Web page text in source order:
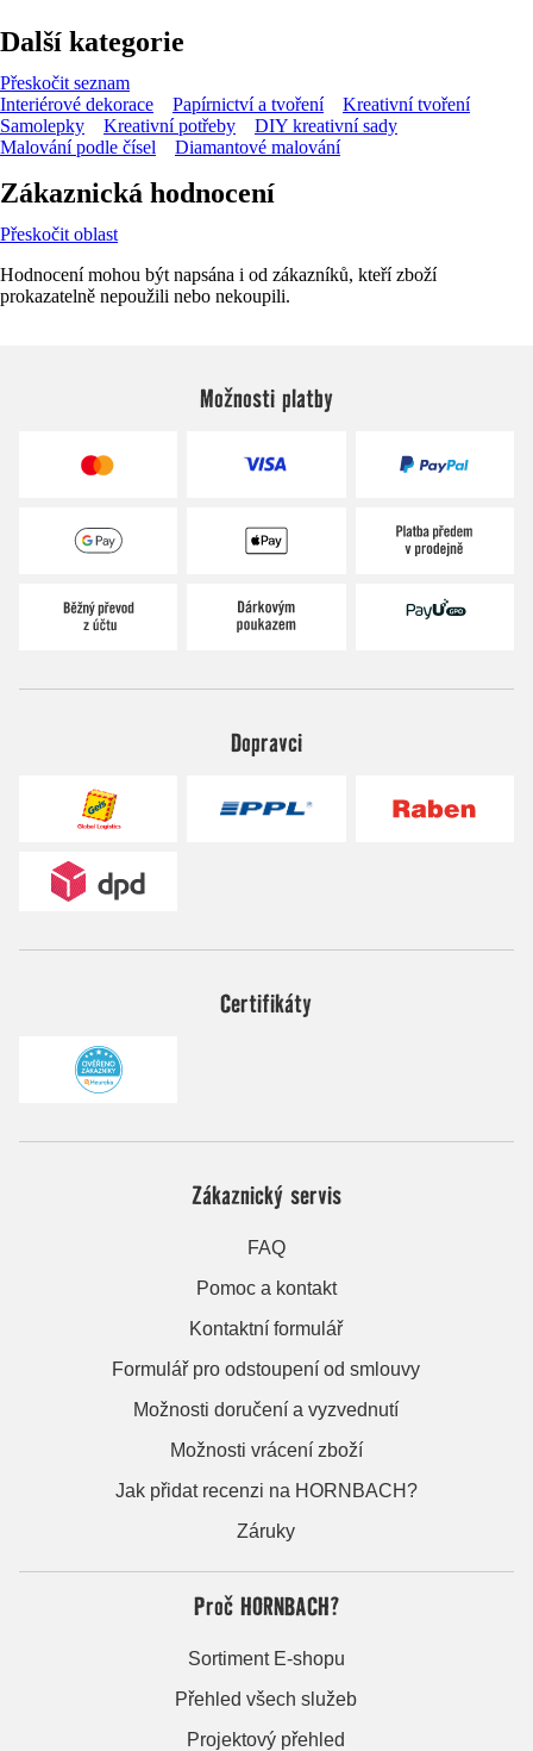
Další kategorie
Přeskočit seznam
Interiérové dekorace
Papírnictví a tvoření
Kreativní tvoření
Samolepky
Kreativní potřeby
DIY kreativní sady
Malování podle čísel
Diamantové malování
Zákaznická hodnocení
Přeskočit oblast
Hodnocení mohou být napsána i od zákazníků, kteří zboží
prokazatelně nepoužili nebo nekoupili.
Možnosti platby
Dopravci
Certifikáty
Zákaznický servis
FAQ
Pomoc a kontakt
Kontaktní formulář
Formulář pro odstoupení od smlouvy
Možnosti doručení a vyzvednutí
Možnosti vrácení zboží
Jak přidat recenzi na HORNBACH?
Záruky
Proč HORNBACH?
Sortiment E-shopu
Přehled všech služeb
Projektový přehled